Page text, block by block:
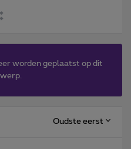
worden geplaatst op dit
Oudste eerst